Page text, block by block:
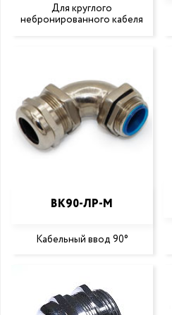
Для круглого
небронированного кабеля
ВК90-ЛР-М
Кабельный ввод 90°